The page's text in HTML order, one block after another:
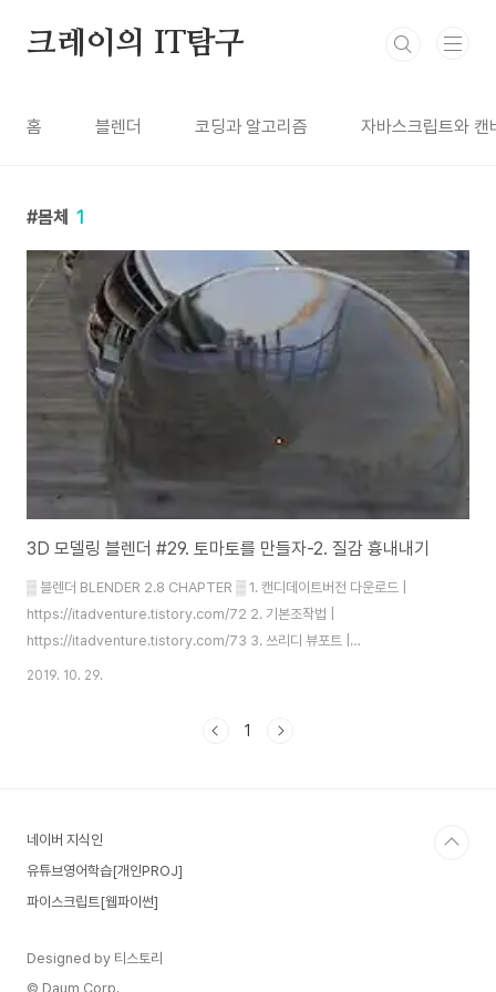
크레이의 IT탐구
홈 블렌더 코딩과 알고리즘 자바스크립트와 캔
몸체 1
3D 모델링 블렌더 #29. 토마토를 만들자-2. 질감 흉내내기
▒ 블렌더 BLENDER 2.8 CHAPTER ▒ 1. 캔디데이트버전 다운로드 |
https://itadventure.tistory.com/72 2. 기본조작법 |
https://itadventure.tistory.com/73 3. 쓰리디 뷰포트 |
https://itadventure.tistory.com/74 4. 물체의 이동 |
https://itadventure.tistory.com/80 6. 풍차날개 만들기-1 ( 물체의 크기
2019. 10. 29.
1
네이버 지식인
유튜브영어학습[개인PROJ]
파이스크립트[웹파이썬]
Designed by 티스토리
© Daum Corp.